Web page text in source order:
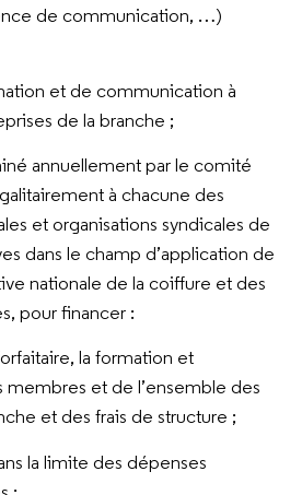
de communication, …)
et de communication à
de la branche ;
annuellement par le comité
à chacune des
et organisations syndicales de
dans le champ d’application de
nationale de la coiffure et des
pour financer :
la formation et
membres et de l’ensemble des
et des frais de structure ;
la limite des dépenses